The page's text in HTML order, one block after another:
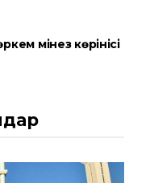
мінез көрінісі